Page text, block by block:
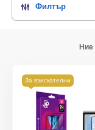
Филтър
Ние
За взискателни